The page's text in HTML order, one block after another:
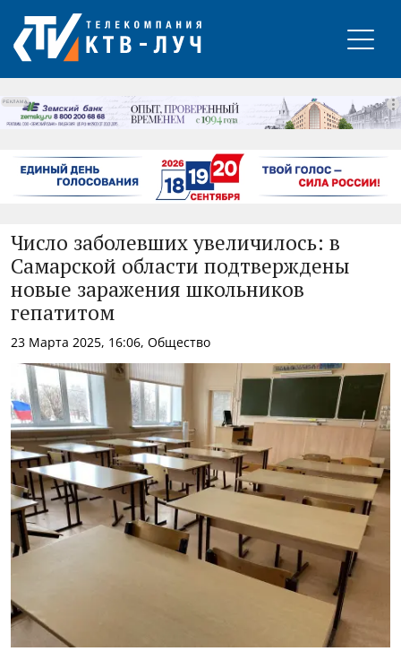
РЕКЛАМА
Число заболевших увеличилось: в
Самарской области подтверждены
новые заражения школьников
гепатитом
23 Марта 2025, 16:06, Общество